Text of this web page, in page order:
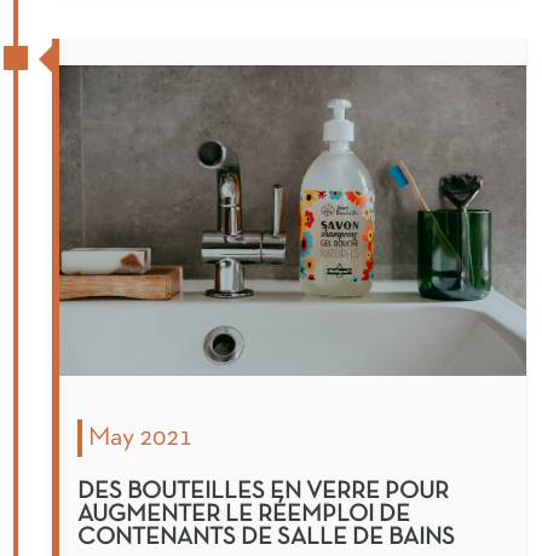
May 2021
DES BOUTEILLES EN VERRE POUR
AUGMENTER LE RÉEMPLOI DE
CONTENANTS DE SALLE DE BAINS